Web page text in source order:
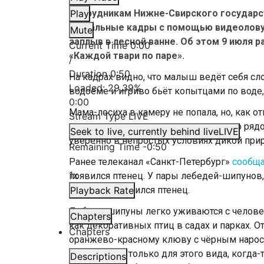
Play
Mute
Current Time0:00
/
Duration0:50
Loaded:29.39%
0:00
Stream TypeLIVE
Seek to live, currently behind liveLIVE
Remaining Time-0:50
1x
Playback Rate
Chapters
Chapters
Descriptions
Сотрудникам Нижне-Свирского
уникальные кадры с помощью
заплыв в лесной ванне. Об этом 9 июля
«Каждой твари по паре».
На кадрах видно, что малыш ведёт себя
водоёме и игриво бьёт копытцами по
Мама-лосиха в камеру не попала, но, как
твари по паре», она несомненно где-то
уверенно в непростых условиях дикой
Ранее телеканал «Санкт-Петербург»
появился птенец. У пары лебедей-
зоопарка, появился птенец.
Лебеди-шипуны легко уживаются с
как декоративных птиц в садах и парках.
оранжево-красному клюву с чёрным
характерный только для этого вида,